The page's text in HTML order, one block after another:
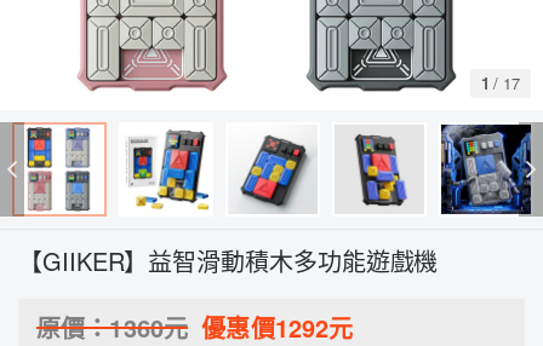
1 / 17
【GIIKER】益智滑動積木多功能遊戲機
原價：1360元 優惠價1292元